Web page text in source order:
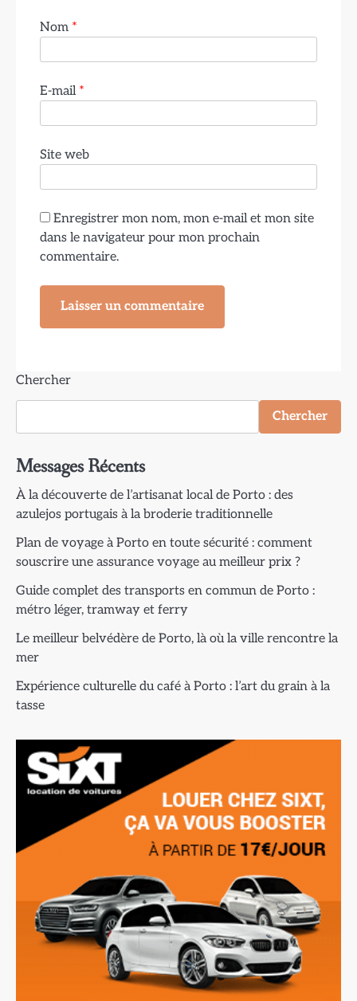
Nom *
E-mail *
Site web
Enregistrer mon nom, mon e-mail et mon site
dans le navigateur pour mon prochain
commentaire.
Chercher
Chercher
Messages Récents
À la découverte de l’artisanat local de Porto : des
azulejos portugais à la broderie traditionnelle
Plan de voyage à Porto en toute sécurité : comment
souscrire une assurance voyage au meilleur prix ?
Guide complet des transports en commun de Porto :
métro léger, tramway et ferry
Le meilleur belvédère de Porto, là où la ville rencontre la
mer
Expérience culturelle du café à Porto : l’art du grain à la
tasse